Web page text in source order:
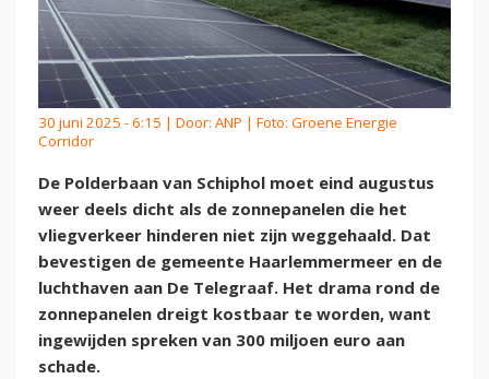
30 juni 2025 - 6:15 | Door: ANP | Foto: Groene Energie
Corridor
De Polderbaan van Schiphol moet eind augustus
weer deels dicht als de zonnepanelen die het
vliegverkeer hinderen niet zijn weggehaald. Dat
bevestigen de gemeente Haarlemmermeer en de
luchthaven aan De Telegraaf. Het drama rond de
zonnepanelen dreigt kostbaar te worden, want
ingewijden spreken van 300 miljoen euro aan
schade.